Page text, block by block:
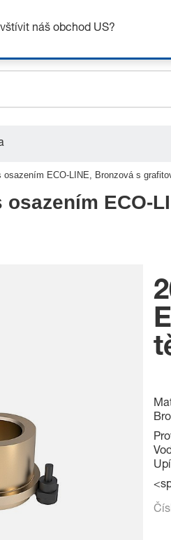
osazením ECO-LINE, Bronzová s
ECO-
náš obchod US?